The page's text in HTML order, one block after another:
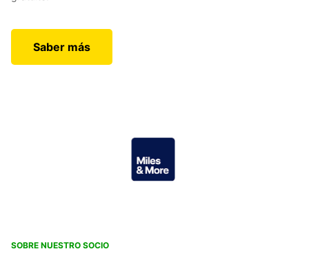
Saber más
SOBRE NUESTRO SOCIO